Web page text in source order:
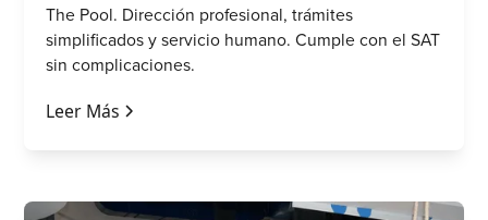
The Pool. Dirección profesional, trámites
simplificados y servicio humano. Cumple con el SAT
sin complicaciones.
Leer Más